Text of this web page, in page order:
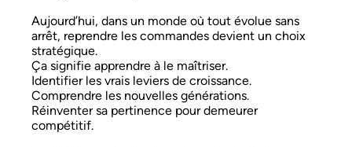
Aujourd’hui, dans un monde où tout évolue sans
arrêt, reprendre les commandes devient un choix
stratégique.
Ça signifie apprendre à le maîtriser.
Identifier les vrais leviers de croissance.
Comprendre les nouvelles générations.
Réinventer sa pertinence pour demeurer
compétitif.